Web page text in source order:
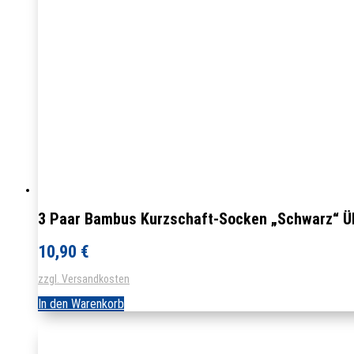
3 Paar Bambus Kurzschaft-Socken „Schwarz“
10,90 €
zzgl. Versandkosten
In den Warenkorb